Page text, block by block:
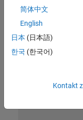
Troubleshoot
Connect to and
Working with
简体中文
English
日本 (日本語)
한국 (한국어)
Kontakt